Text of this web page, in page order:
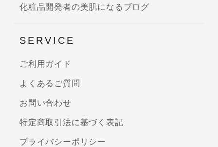
化粧品開発者の美肌になるブログ
SERVICE
ご利用ガイド
よくあるご質問
お問い合わせ
特定商取引法に基づく表記
プライバシーポリシー